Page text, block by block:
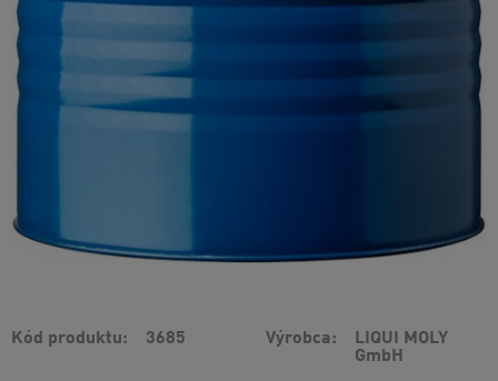
Kód produktu 3685 Výrobca
LIQUI MOLY
GmbH